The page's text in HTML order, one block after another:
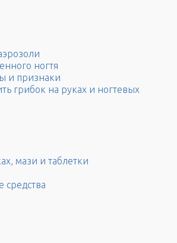
ногтя
и признаки
грибок на руках и ногтевых
мази и таблетки